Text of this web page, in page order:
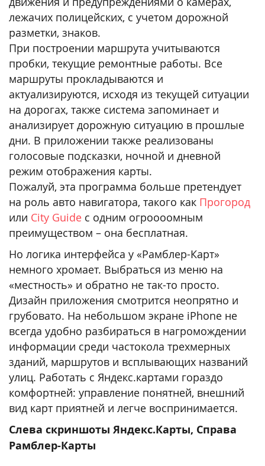
лежачих полицейских, с учетом дорожной
разметки, знаков.
При построении маршрута учитываются
пробки, текущие ремонтные работы. Все
маршруты прокладываются и
актуализируются, исходя из текущей ситуации
на дорогах, также система запоминает и
анализирует дорожную ситуацию в прошлые
дни. В приложении также реализованы
голосовые подсказки, ночной и дневной
режим отображения карты.
Пожалуй, эта программа больше претендует
на роль авто навигатора, такого как Прогород
или City Guide с одним огроооомным
преимуществом – она бесплатная.
Но логика интерфейса у «Рамблер-Карт»
немного хромает. Выбраться из меню на
«местность» и обратно не так-то просто.
Дизайн приложения смотрится неопрятно и
грубовато. На небольшом экране iPhone не
всегда удобно разбираться в нагромождении
информации среди частокола трехмерных
зданий, маршрутов и всплывающих названий
улиц. Работать с Яндекс.картами гораздо
комфортней: управление понятней, внешний
вид карт приятней и легче воспринимается.
Слева скриншоты Яндекс.Карты, Справа
Рамблер-Карты